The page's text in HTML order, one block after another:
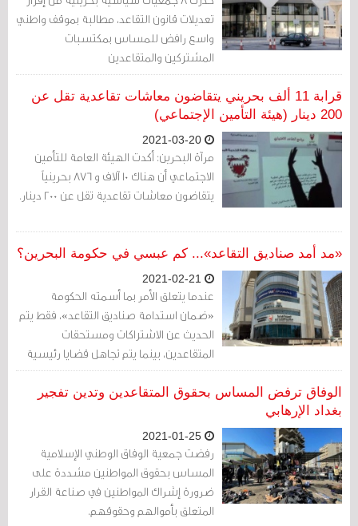
تعديلات قانون التقاعد، مطالبة بموقف واطني
واسع رافض للمساس بمكتسبات
المشتركين والمتقاعدين
قرابة 11 ألف بحريني يتقاضون معاشات تقاعدية تقل عن
200 دينار (هيئة التأمين الإجتماعي)
مرآة البحرين: أكدت الهيئة العامة للتأمين
الاجتماعي أن هناك 10 آلاف و 876 بحرينياً
يتقاضون معاشات تقاعدية تقل عن 200 دينار.
«مد أمد صناديق التقاعد»... كم عبسي في حكومة البحرين؟
عندما يتعلق الأمر بما أسمته الحكومة
«ضمان استدامة صناديق التقاعد»، فقط يتم
الحديث عن الاشتراكات ومستحقات
المتقاعدين، بينما يتم تجاهل قضايا رئيسية
مثل الاستثمارات والفساد.
الوفاق ترفض المساس بحقوق المتقاعدين وتدين تفجير
بغداد الإرهابي
رفضت جمعية الوفاق الوطني الإسلامية
المساس بحقوق المواطنين مشددة على
ضرورة إشراك المواطنين في صناعة القرار
المتعلق بأموالهم وحقوقهم.